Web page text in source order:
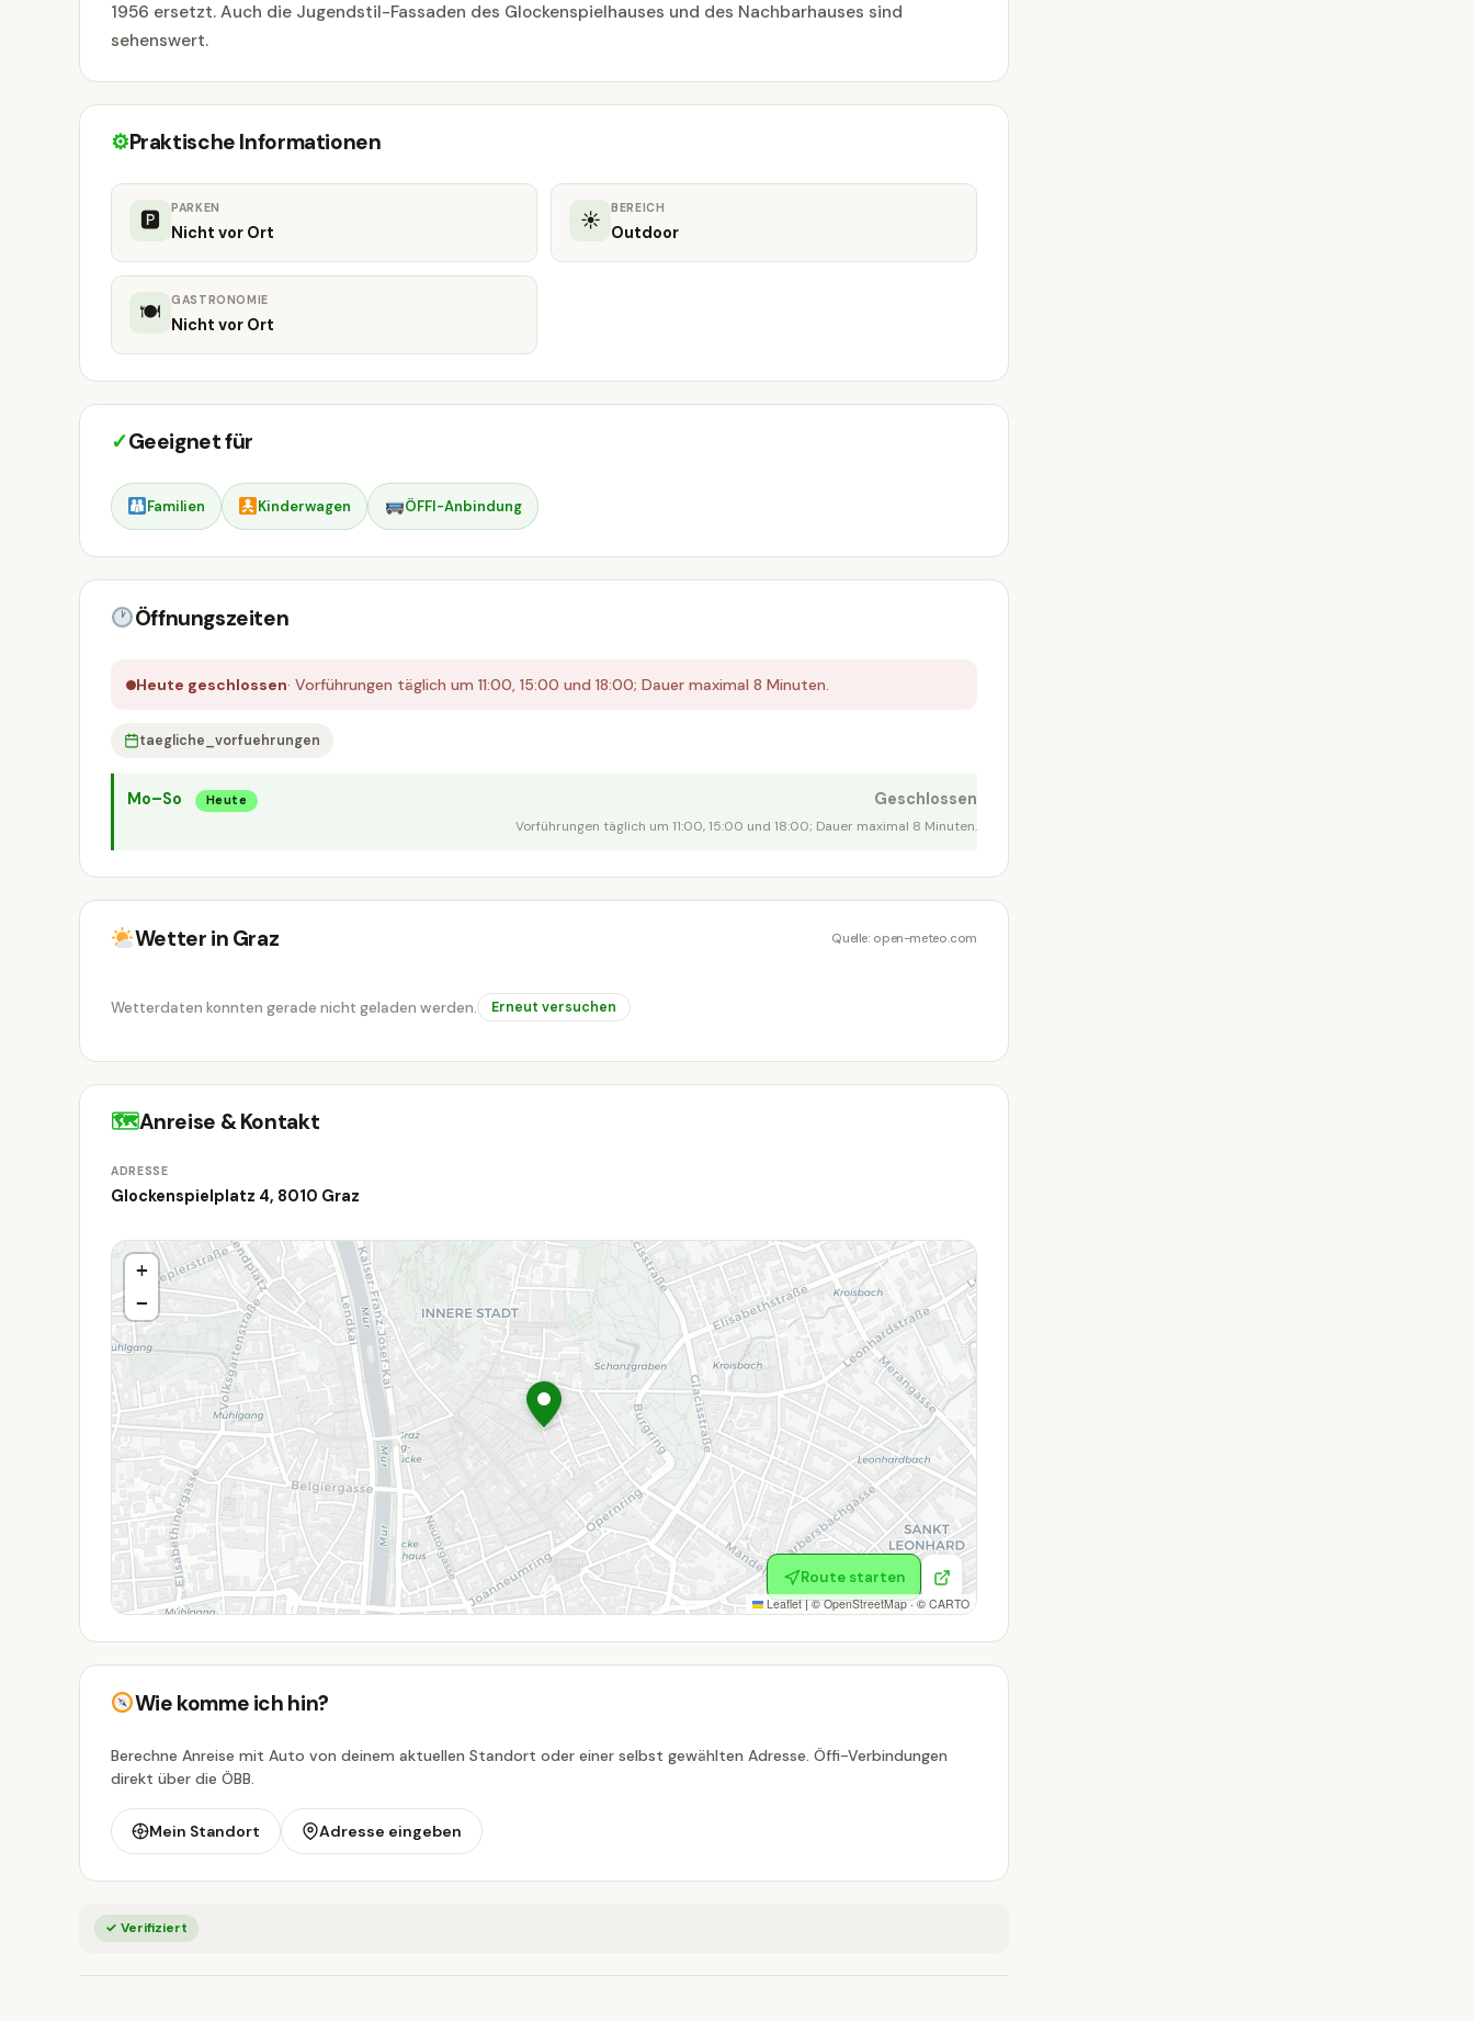
1956 ersetzt. Auch die Jugendstil-Fassaden des Glockenspielhauses und des Nachbarhauses sind
sehenswert.
⚙Praktische Informationen
🅿 PARKEN
Nicht vor Ort ☀ BEREICH
Outdoor
🍽 GASTRONOMIE
Nicht vor Ort
✓Geeignet für
Familien Kinderwagen ÖFFI-Anbindung
Öffnungszeiten
Heute geschlossen· Vorführungen täglich um 11:00, 15:00 und 18:00; Dauer maximal 8 Minuten.
taegliche_vorfuehrungen
Mo–So Heute Geschlossen
Vorführungen täglich um 11:00, 15:00 und 18:00; Dauer maximal 8 Minuten.
Wetter in Graz Quelle: open-meteo.com
Wetterdaten konnten gerade nicht geladen werden. Erneut versuchen
🗺Anreise & Kontakt
ADRESSE
Glockenspielplatz 4, 8010 Graz
+
−
Leaflet |©OpenStreetMap· © CARTO
Route starten
Wie komme ich hin?
Berechne Anreise mit Auto von deinem aktuellen Standort oder einer selbst gewählten Adresse. Öffi-Verbindungen
direkt über die ÖBB.
Mein Standort Adresse eingeben
✓ Verifiziert